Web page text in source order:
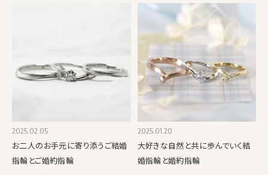
2025.02.05
お二人のお手元に寄り添うご結婚
指輪とご婚約指輪
2025.01.20
大好きな自然と共に歩んでいく結
婚指輪と婚約指輪